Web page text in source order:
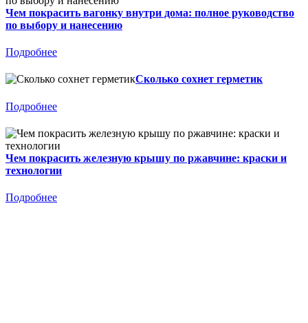
Чем покрасить вагонку внутри дома: полное руководство
по выбору и нанесению
Подробнее
Сколько сохнет герметик
Подробнее
Чем покрасить железную крышу по ржавчине: краски и
технологии
Подробнее